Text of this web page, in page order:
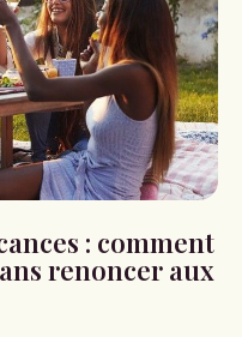
: comment
renoncer aux